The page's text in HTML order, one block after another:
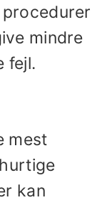
mindre
fejl.
mest
kan